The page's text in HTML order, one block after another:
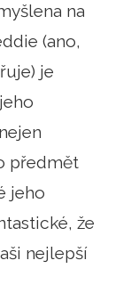
na
(ano,
je
předmět
jeho
že
nejlepší